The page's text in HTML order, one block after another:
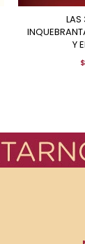
LAS 32 LEYES
Y
$